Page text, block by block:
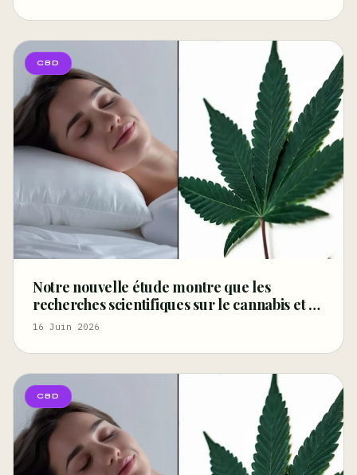
CBD
Notre nouvelle étude montre que les
recherches scientifiques sur le cannabis et le
sommeil ne se limitent pas au THC (Tribune
16 Juin 2026
CBD